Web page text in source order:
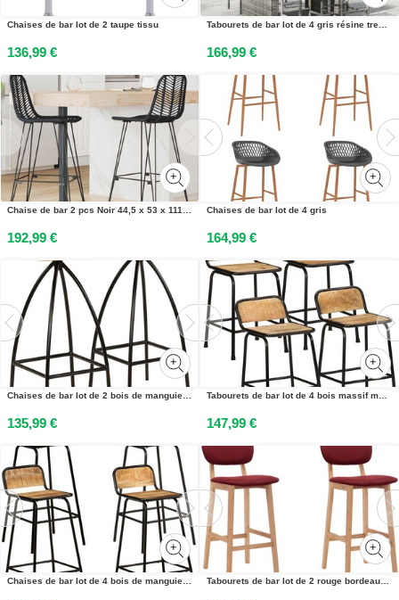
Chaises de bar lot de 2 taupe tissu
136,99 €
Tabourets de bar lot de 4 gris résine tressée et bois dacacia
166,99 €
Chaise de bar 2 pcs Noir 44,5 x 53 x 111 cm Rotin et métal
192,99 €
Chaises de bar lot de 4 gris
164,99 €
Chaises de bar lot de 2 bois de manguier solide
135,99 €
Tabourets de bar lot de 4 bois massif manguier brut
147,99 €
Chaises de bar lot de 4 bois de manguier solide Tabourets de bar lot de 2 rouge bordeaux tissu